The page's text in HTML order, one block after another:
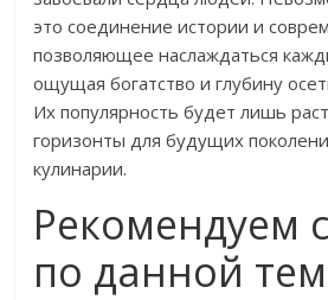
это соединение истории и
позволяющее наслаждаться
ощущая богатство и глубину
Их популярность будет лишь
горизонты для будущих
кулинарии.
Рекомендуем
по данной